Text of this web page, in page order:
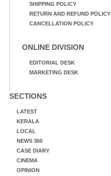
SHIPPING POLICY
RETURN AND REFUND POLICY
CANCELLATION POLICY
ONLINE DIVISION
EDITORIAL DESK
MARKETING DESK
SECTIONS
LATEST
KERALA
LOCAL
NEWS 360
CASE DIARY
CINEMA
OPINION